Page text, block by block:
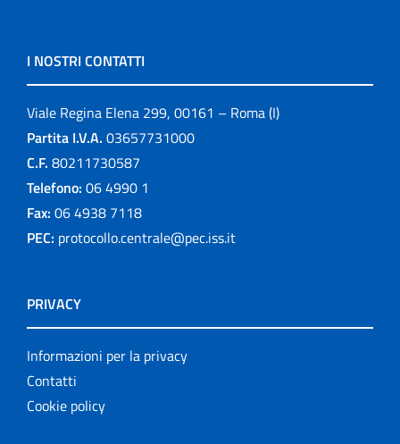
I NOSTRI CONTATTI
Viale Regina Elena 299, 00161 – Roma (I)
Partita I.V.A. 03657731000
C.F. 80211730587
Telefono: 06 4990 1
Fax: 06 4938 7118
PEC: protocollo.centrale@pec.iss.it
PRIVACY
Informazioni per la privacy
Contatti
Cookie policy